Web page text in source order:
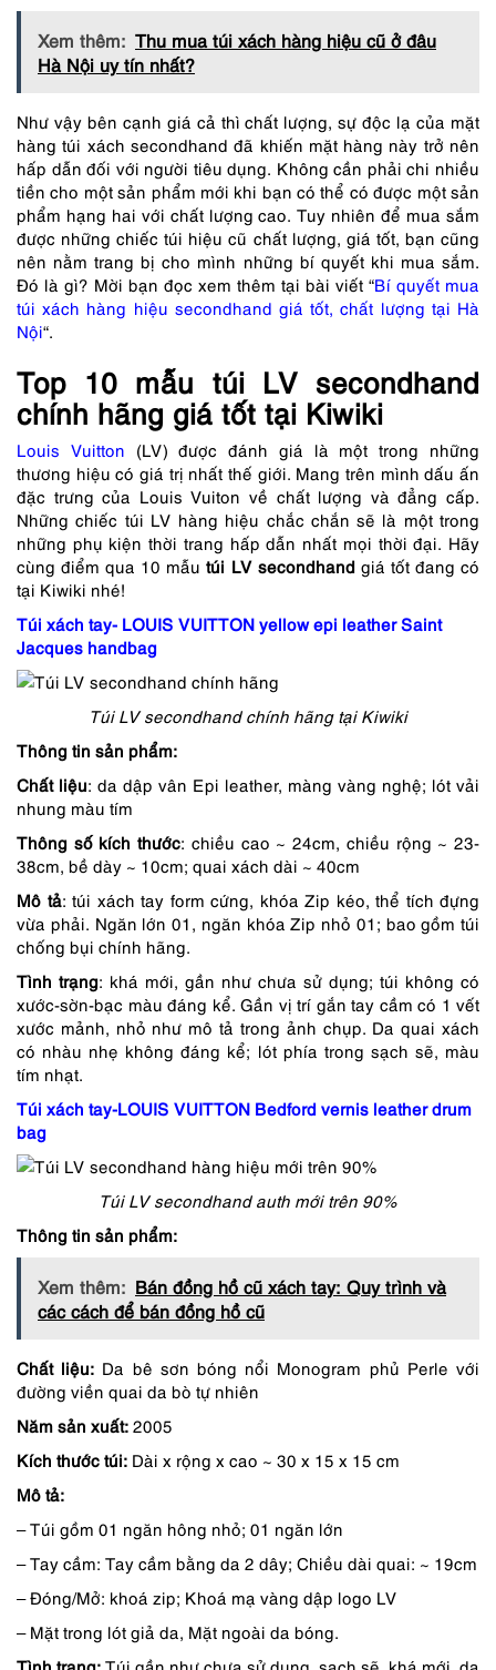
Xem thêm: Thu mua túi xách hàng hiệu cũ ở đâu
Hà Nội uy tín nhất?
Như vậy bên cạnh giá cả thì chất lượng, sự độc lạ của mặt
hàng túi xách secondhand đã khiến mặt hàng này trở nên
hấp dẫn đối với người tiêu dụng. Không cần phải chi nhiều
tiền cho một sản phẩm mới khi bạn có thể có được một sản
phẩm hạng hai với chất lượng cao. Tuy nhiên để mua sắm
được những chiếc túi hiệu cũ chất lượng, giá tốt, bạn cũng
nên nằm trang bị cho mình những bí quyết khi mua sắm.
Đó là gì? Mời bạn đọc xem thêm tại bài viết “Bí quyết mua
túi xách hàng hiệu secondhand giá tốt, chất lượng tại Hà
Nội“.
Top 10 mẫu túi LV secondhand
chính hãng giá tốt tại Kiwiki
Louis Vuitton (LV) được đánh giá là một trong những
thương hiệu có giá trị nhất thế giới. Mang trên mình dấu ấn
đặc trưng của Louis Vuiton về chất lượng và đẳng cấp.
Những chiếc túi LV hàng hiệu chắc chắn sẽ là một trong
những phụ kiện thời trang hấp dẫn nhất mọi thời đại. Hãy
cùng điểm qua 10 mẫutúi LV secondhand giá tốt đang có
tại Kiwiki nhé!
Túi xách tay- LOUIS VUITTON yellow epi leather Saint
Jacques handbag
Túi LV secondhand chính hãng tại Kiwiki
Thông tin sản phẩm:
Chất liệu: da dập vân Epi leather, màng vàng nghệ; lót vải
nhung màu tím
Thông số kích thước: chiều cao ~ 24cm, chiều rộng ~ 23-
38cm, bề dày ~ 10cm; quai xách dài ~ 40cm
Mô tả: túi xách tay form cứng, khóa Zip kéo, thể tích đựng
vừa phải. Ngăn lớn 01, ngăn khóa Zip nhỏ 01; bao gồm túi
chống bụi chính hãng.
Tình trạng: khá mới, gần như chưa sử dụng; túi không có
xước-sờn-bạc màu đáng kể. Gần vị trí gắn tay cầm có 1 vết
xước mảnh, nhỏ như mô tả trong ảnh chụp. Da quai xách
có nhàu nhẹ không đáng kể; lót phía trong sạch sẽ, màu
tím nhạt.
Túi xách tay-LOUIS VUITTON Bedford vernis leather drum
bag
Túi LV secondhand auth mới trên 90%
Thông tin sản phẩm:
Xem thêm: Bán đồng hồ cũ xách tay: Quy trình và
các cách để bán đồng hồ cũ
Chất liệu: Da bê sơn bóng nổi Monogram phủ Perle với
đường viền quai da bò tự nhiên
Năm sản xuất: 2005
Kích thước túi: Dài x rộng x cao ~ 30 x 15 x 15 cm
Mô tả:
– Túi gồm 01 ngăn hông nhỏ; 01 ngăn lớn
– Tay cầm: Tay cầm bằng da 2 dây; Chiều dài quai: ~ 19cm
– Đóng/Mở: khoá zip; Khoá mạ vàng dập logo LV
– Mặt trong lót giả da, Mặt ngoài da bóng.
Tình trạng: Túi gần như chưa sử dụng, sạch sẽ, khá mới, da